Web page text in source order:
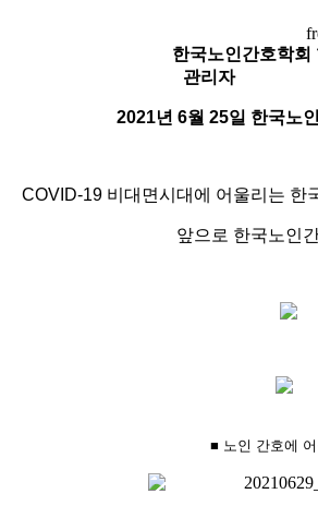
한국노인간호학
관리자
2021년 6월 25일 한국노
COVID-19 비대면시대에 어울리는 한
앞으로 한국노인
■ 노인 간호에